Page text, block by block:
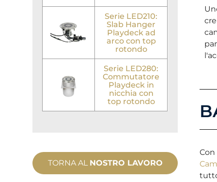
Serie LED210:
Slab Hanger
Playdeck ad
arco con top
rotondo
Serie LED280:
Commutatore
Playdeck in
nicchia con
top rotondo
TORNA AL NOSTRO LAVORO